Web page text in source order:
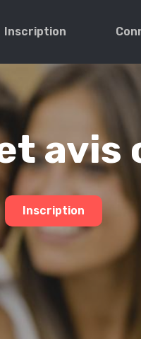
Inscription
Inscription